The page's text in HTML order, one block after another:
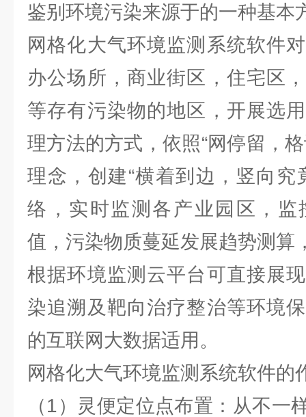
鉴别环境污染来源于的一种基本
网格化大气环境监测系统软件
办公场所，商业街区，住宅区
等存有污染物的地区，开展选
理方法的方式，依照“网停留，
理念，创建“横着到边，竖向
络，实时监测各产业园区，监
值，污染物质蔓延发展趋势测算
根据环境监测云平台可直接展
染追溯及靶向治疗整治等环境
的互联网大数据适用。
网格化大气环境监测系统软件的
（1）灵便定位点布置：从不一